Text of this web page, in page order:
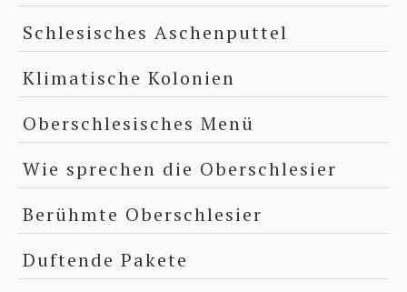
Schlesisches Aschenputtel
Klimatische Kolonien
Oberschlesisches Menü
Wie sprechen die Oberschlesier
Berühmte Oberschlesier
Duftende Pakete